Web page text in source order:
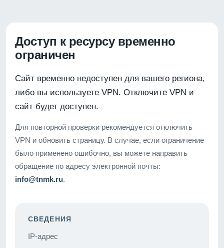
Доступ к ресурсу временно
ограничен
Сайт временно недоступен для вашего региона,
либо вы используете VPN. Отключите VPN и
сайт будет доступен.
Для повторной проверки рекомендуется отключить
VPN и обновить страницу. В случае, если ограничение
было применено ошибочно, вы можете направить
обращение по адресу электронной почты:
info@tnmk.ru.
СВЕДЕНИЯ
IP-адрес